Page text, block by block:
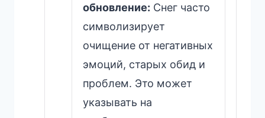
обновление: Снег часто
символизирует
очищение от негативных
эмоций, старых обид и
проблем. Это может
указывать на